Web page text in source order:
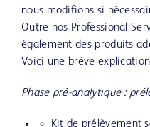
nous modifions si
Outre nos Professional
également des produits
Voici une brève
Phase pré-analytique :
Kit de prélèvement